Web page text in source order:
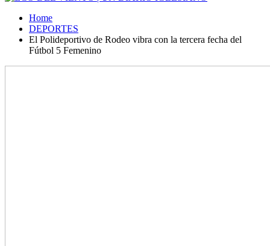
Home
DEPORTES
El Polideportivo de Rodeo vibra con la tercera fecha del
Fútbol 5 Femenino